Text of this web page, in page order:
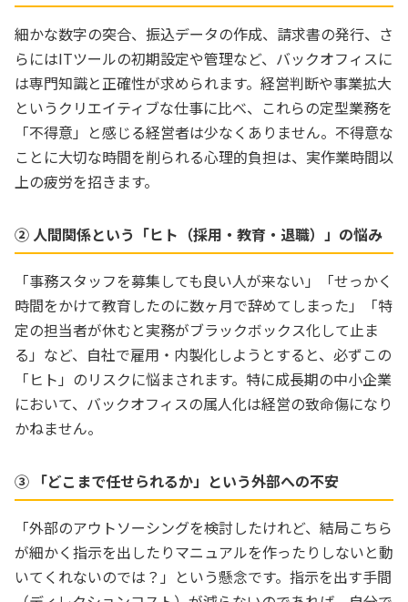
細かな数字の突合、振込データの作成、請求書の発行、さ
らにはITツールの初期設定や管理など、バックオフィスに
は専門知識と正確性が求められます。経営判断や事業拡大
というクリエイティブな仕事に比べ、これらの定型業務を
「不得意」と感じる経営者は少なくありません。不得意な
ことに大切な時間を削られる心理的負担は、実作業時間以
上の疲労を招きます。
② 人間関係という「ヒト（採用・教育・退職）」の悩み
「事務スタッフを募集しても良い人が来ない」「せっかく
時間をかけて教育したのに数ヶ月で辞めてしまった」「特
定の担当者が休むと実務がブラックボックス化して止ま
る」など、自社で雇用・内製化しようとすると、必ずこの
「ヒト」のリスクに悩まされます。特に成長期の中小企業
において、バックオフィスの属人化は経営の致命傷になり
かねません。
③ 「どこまで任せられるか」という外部への不安
「外部のアウトソーシングを検討したけれど、結局こちら
が細かく指示を出したりマニュアルを作ったりしないと動
いてくれないのでは？」という懸念です。指示を出す手間